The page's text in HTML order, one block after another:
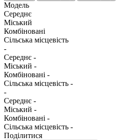
Модель
Середнє
Міський
Комбіновані
Сільська місцевість
-
Середнє -
Міський -
Комбіновані -
Сільська місцевість -
-
Середнє -
Міський -
Комбіновані -
Сільська місцевість -
Поділитися